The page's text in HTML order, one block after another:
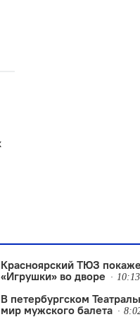
Красноярский ТЮЗ
«Игрушки» во дворе
В петербургском
мир мужского балета